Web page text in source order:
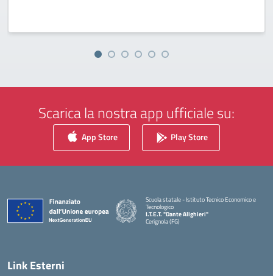
Scarica la nostra app ufficiale su:
App Store Play Store
Scuola statale - Istituto Tecnico Economico e
Tecnologico
I.T.E.T. "Dante Alighieri"
Cerignola (FG)
— Visita la pagina iniziale della scuola
Link Esterni